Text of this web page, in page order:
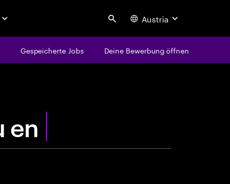
Search Austria
Gespeicherte Jobs Deine Bewerbung öffnen